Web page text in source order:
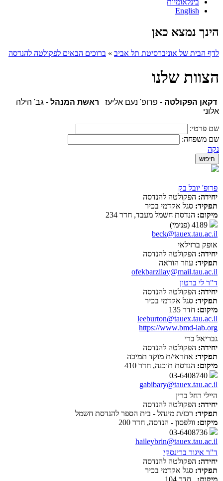
בינלאומיות
English
הינך נמצא כאן
לדף הבית של אוניברסיטת תל אביב » ברוכים הבאים לפקולטה להנדסה
הצוות שלנו
דקאן הפקולטה - פרופ' נעם אליעז ראשת המנהל - גב' הילה
אלוני
שם פרטי:
שם משפחה:
נקה
פרופ' יובל בק
יחידה: הפקולטה להנדסה
תפקיד: סגל אקדמי בכיר
מיקום: הנדסת חשמל מעבד, חדר 234
beck@tauex.tau.ac.il
אופק ברזילאי
יחידה: הפקולטה להנדסה
תפקיד: עוזר הוראה
ofekbarzilay@mail.tau.ac.il
ד"ר לי ברטון
יחידה: הפקולטה להנדסה
תפקיד: סגל אקדמי בכיר
מיקום: חדר 135
leeburton@tauex.tau.ac.il
https://www.bmd-lab.org
גבריאל ברי
יחידה: הפקולטה להנדסה
תפקיד: אחראי/ת מוקד תמיכה
מיקום: הנדסת תוכנה, חדר 410
gabibary@tauex.tau.ac.il
היילי רחל ברין
יחידה: הפקולטה להנדסה
תפקיד: רכז/ת מינהל - בית הספר להנדסת חשמל
מיקום: וולפסון - הנדסה, חדר 200
haileybrin@tauex.tau.ac.il
ד"ר איגור ברינסקי
יחידה: הפקולטה להנדסה
תפקיד: סגל אקדמי בכיר
מיקום: , חדר 104